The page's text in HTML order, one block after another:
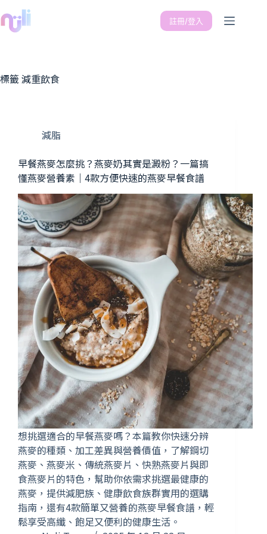
註冊/登入
標籤 減重飲食
減脂
早餐燕麥怎麼挑？燕麥奶其實是澱粉？一篇搞
懂燕麥營養素｜4款方便快速的燕麥早餐食譜
想挑選適合的早餐燕麥嗎？本篇教你快速分辨
燕麥的種類、加工差異與營養價值，了解鋼切
燕麥、燕麥米、傳統燕麥片、快熟燕麥片與即
食燕麥片的特色，幫助你依需求挑選最健康的
燕麥，提供減肥族、健康飲食族群實用的選購
指南，還有4款簡單又營養的燕麥早餐食譜，輕
鬆享受高纖、飽足又便利的健康生活。